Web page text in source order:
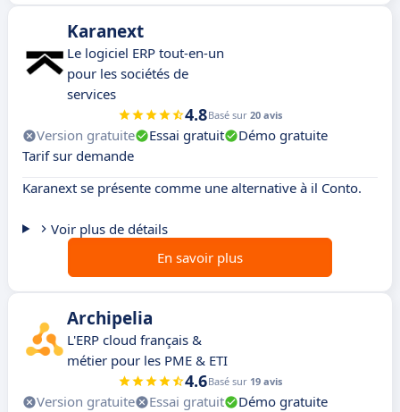
Karanext
Le logiciel ERP tout-en-un
pour les sociétés de
services
4.8Basé sur 20 avis
Version gratuite Essai gratuit
Démo gratuite
Tarif sur demande
Karanext se présente comme une alternative à il Conto.
Voir plus de détails
En savoir plus
Archipelia
L'ERP cloud français &
métier pour les PME & ETI
4.6Basé sur 19 avis
Version gratuite Essai gratuit
Démo gratuite